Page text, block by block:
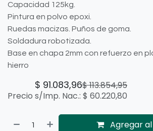
Capacidad 125kg.
Pintura en polvo epoxi.
Ruedas macizas. Puños de goma.
Soldadura robotizada.
Base en chapa 2mm con refuerzo en
hierro
$ 91.083,96$113.854,95
Precio s/Imp. Nac.: $ 60.220,80
Agregar